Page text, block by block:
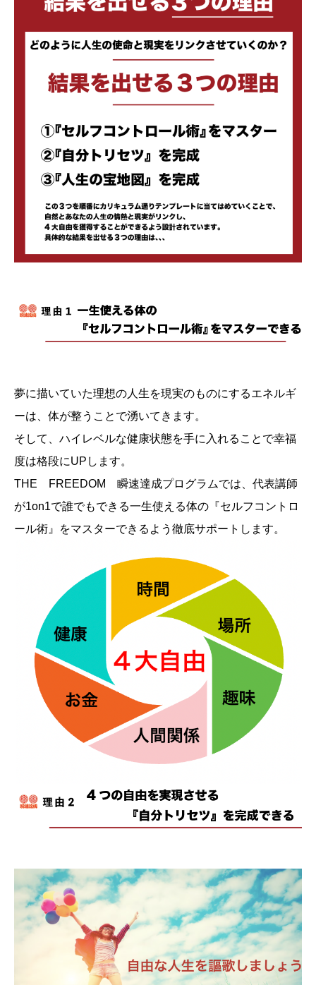
夢に描いていた理想の人生を現実のものにするエネルギ
ーは、体が整うことで湧いてきます。
そして、ハイレベルな健康状態を手に入れることで幸福
度は格段にUPします。
THE FREEDOM 瞬速達成プログラムでは、代表講師
が1on1で誰でもできる一生使える体の『セルフコントロ
ール術』をマスターできるよう徹底サポートします。